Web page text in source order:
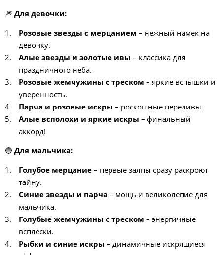
🎆 Для девочки:
Розовые звезды с мерцанием – нежный намек на
девочку.
Алые звезды и золотые ивы – классика для
праздничного неба.
Розовые жемчужины с треском – яркие вспышки и
уверенность.
Парча и розовые искры – роскошные переливы.
Алые всполохи и яркие искры – финальный
аккорд!
🔵 Для мальчика:
Голубое мерцание– первые залпы сразу раскроют
тайну.
Синие звезды и парча – мощь и великолепие для
мальчика.
Голубые жемчужины с треском – энергичные
всплески.
Рыбки и синие искры – динамичные искрящиеся